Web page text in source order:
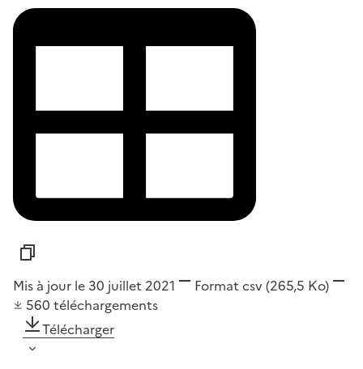
Mis à jour le 30 juillet 2021 Format csv(265,5 Ko)
560 téléchargements
Télécharger